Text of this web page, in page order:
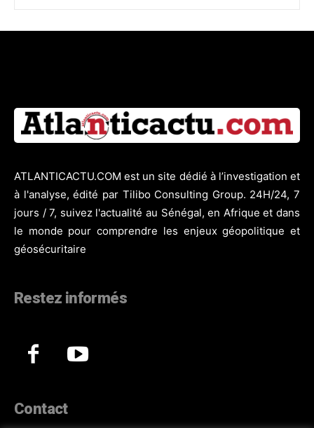
ATLANTICACTU.COM est un site dédié à l’investigation et
à l'analyse, édité par Tilibo Consulting Group. 24H/24, 7
jours / 7, suivez l'actualité au Sénégal, en Afrique et dans
le monde pour comprendre les enjeux géopolitique et
géosécuritaire
Restez informés
Contact